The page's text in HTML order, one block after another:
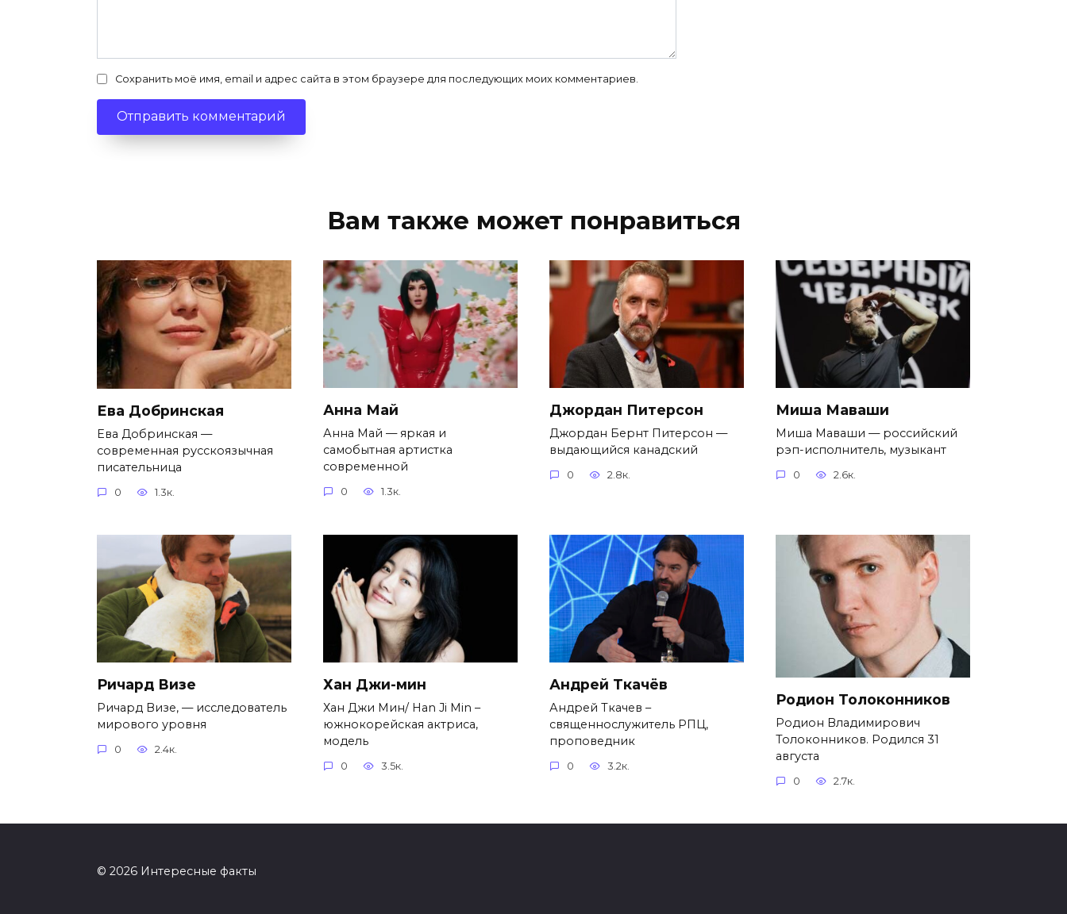
Сохранить моё имя, email и адрес сайта в этом браузере для последующих моих комментариев.
Вам также может понравиться
Ева Добринская
Ева Добринская —
современная русскоязычная
писательница
0 1.3к.
Анна Май
Анна Май — яркая и
самобытная артистка
современной
0 1.3к.
Джордан Питерсон
Джордан Бернт Питерсон —
выдающийся канадский
0 2.8к.
Миша Маваши
Миша Маваши — российский
рэп-исполнитель, музыкант
0 2.6к.
Ричард Визе
Ричард Визе, — исследователь
мирового уровня
0 2.4к.
Хан Джи-мин
Хан Джи Мин/ Han Ji Min –
южнокорейская актриса,
модель
0 3.5к.
Андрей Ткачёв
Андрей Ткачев –
священнослужитель РПЦ,
проповедник
0 3.2к.
Родион Толоконников
Родион Владимирович
Толоконников. Родился 31
августа
0 2.7к.
© 2026 Интересные факты